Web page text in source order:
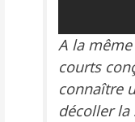
A la
courts
connaître
décoller la